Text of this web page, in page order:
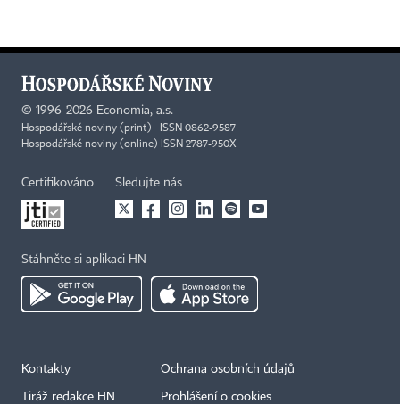
© 1996-2026 Economia, a.s.
Hospodářské noviny (print) ISSN 0862-9587
Hospodářské noviny (online) ISSN 2787-950X
Certifikováno Sledujte nás
Stáhněte si aplikaci HN
Kontakty
Tiráž redakce HN
Ochrana osobních údajů
Prohlášení o cookies